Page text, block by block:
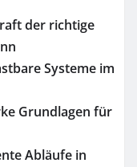
der richtige
Systeme im
Grundlagen für
Abläufe in